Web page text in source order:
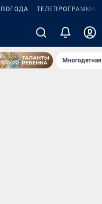
ПОГОДА ТЕЛЕПРОГРАММА